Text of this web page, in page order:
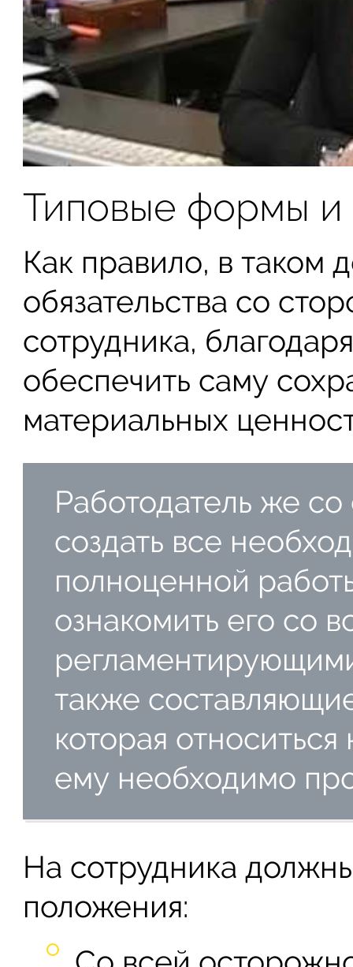
Типовые формы и
Как правило, в таком
обязательства со
сотрудника,
обеспечить саму
материальных
Работодатель же
создать все
полноценной
ознакомить его со
также
которая
ему необходимо
На сотрудника
положения: